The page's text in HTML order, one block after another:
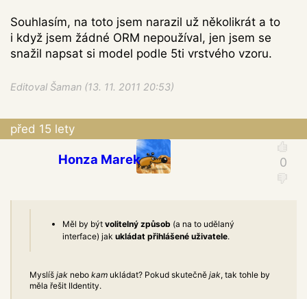
Souhlasím, na toto jsem narazil už několikrát a to
i když jsem žádné ORM nepoužíval, jen jsem se
snažil napsat si model podle 5ti vrstvého vzoru.
Editoval Šaman (13. 11. 2011 20:53)
před 15 lety
Honza Marek
Měl by být volitelný způsob (a na to udělaný
interface) jak ukládat přihlášené uživatele.
Myslíš jak nebo kam ukládat? Pokud skutečně jak, tak tohle by
měla řešit IIdentity.